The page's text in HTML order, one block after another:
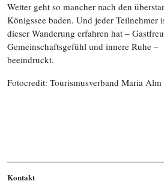
Wetter geht so mancher nach den
Königssee baden. Und jeder Teilnehmer
dieser Wanderung erfahren hat –
Gemeinschaftsgefühl und innere Ruhe
beeindruckt.
Fotocredit: Tourismusverband Maria Alm
Kontakt